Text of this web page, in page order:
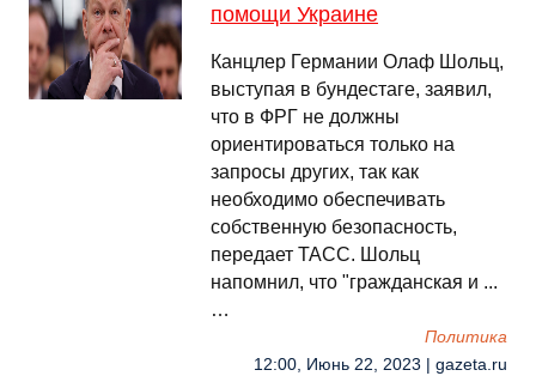
помощи Украине
Канцлер Германии Олаф Шольц,
выступая в бундестаге, заявил,
что в ФРГ не должны
ориентироваться только на
запросы других, так как
необходимо обеспечивать
собственную безопасность,
передает ТАСС. Шольц
напомнил, что "гражданская и ...
…
Политика
12:00, Июнь 22, 2023 | gazeta.ru